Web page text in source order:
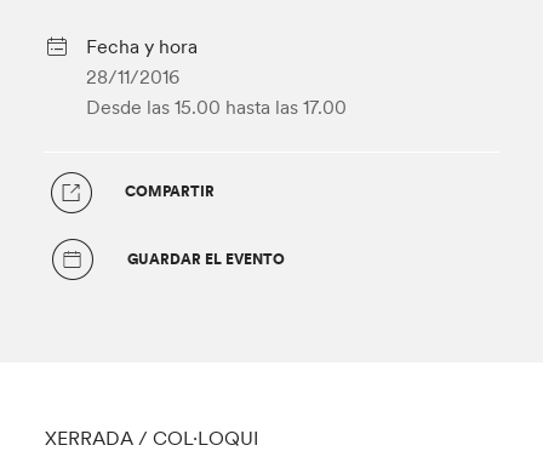
Fecha y hora
28/11/2016
Desde las 15.00 hasta las 17.00
COMPARTIR
GUARDAR EL EVENTO
XERRADA / COL·LOQUI